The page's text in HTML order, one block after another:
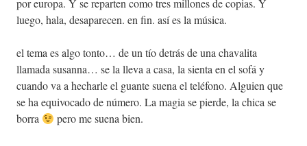
por europa. Y se reparten como tres millones de copias. Y
luego, hala, desaparecen. en fin. así es la música.
el tema es algo tonto… de un tío detrás de una chavalita
llamada susanna… se la lleva a casa, la sienta en el sofá y
cuando va a hecharle el guante suena el teléfono. Alguien que
se ha equivocado de número. La magia se pierde, la chica se
borra
pero me suena bien.